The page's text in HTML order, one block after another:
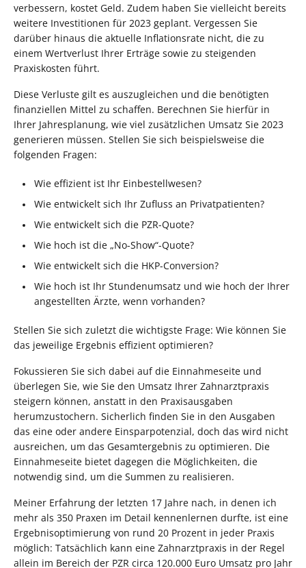
verbessern, kostet Geld. Zudem haben Sie vielleicht bereits
weitere Investitionen für 2023 geplant. Vergessen Sie
darüber hinaus die aktuelle Inflationsrate nicht, die zu
einem Wertverlust Ihrer Erträge sowie zu steigenden
Praxiskosten führt.
Diese Verluste gilt es auszugleichen und die benötigten
finanziellen Mittel zu schaffen. Berechnen Sie hierfür in
Ihrer Jahresplanung, wie viel zusätzlichen Umsatz Sie 2023
generieren müssen. Stellen Sie sich beispielsweise die
folgenden Fragen:
Wie effizient ist Ihr Einbestellwesen?
Wie entwickelt sich Ihr Zufluss an Privatpatienten?
Wie entwickelt sich die PZR-Quote?
Wie hoch ist die „No-Show“-Quote?
Wie entwickelt sich die HKP-Conversion?
Wie hoch ist Ihr Stundenumsatz und wie hoch der Ihrer
angestellten Ärzte, wenn vorhanden?
Stellen Sie sich zuletzt die wichtigste Frage: Wie können Sie
das jeweilige Ergebnis effizient optimieren?
Fokussieren Sie sich dabei auf die Einnahmeseite und
überlegen Sie, wie Sie den Umsatz Ihrer Zahnarztpraxis
steigern können, anstatt in den Praxisausgaben
herumzustochern. Sicherlich finden Sie in den Ausgaben
das eine oder andere Einsparpotenzial, doch das wird nicht
ausreichen, um das Gesamtergebnis zu optimieren. Die
Einnahmeseite bietet dagegen die Möglichkeiten, die
notwendig sind, um die Summen zu realisieren.
Meiner Erfahrung der letzten 17 Jahre nach, in denen ich
mehr als 350 Praxen im Detail kennenlernen durfte, ist eine
Ergebnisoptimierung von rund 20 Prozent in jeder Praxis
möglich: Tatsächlich kann eine Zahnarztpraxis in der Regel
allein im Bereich der PZR circa 120.000 Euro Umsatz pro Jahr